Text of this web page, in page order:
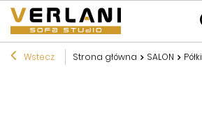
Wstecz Strona główna SALON Półki